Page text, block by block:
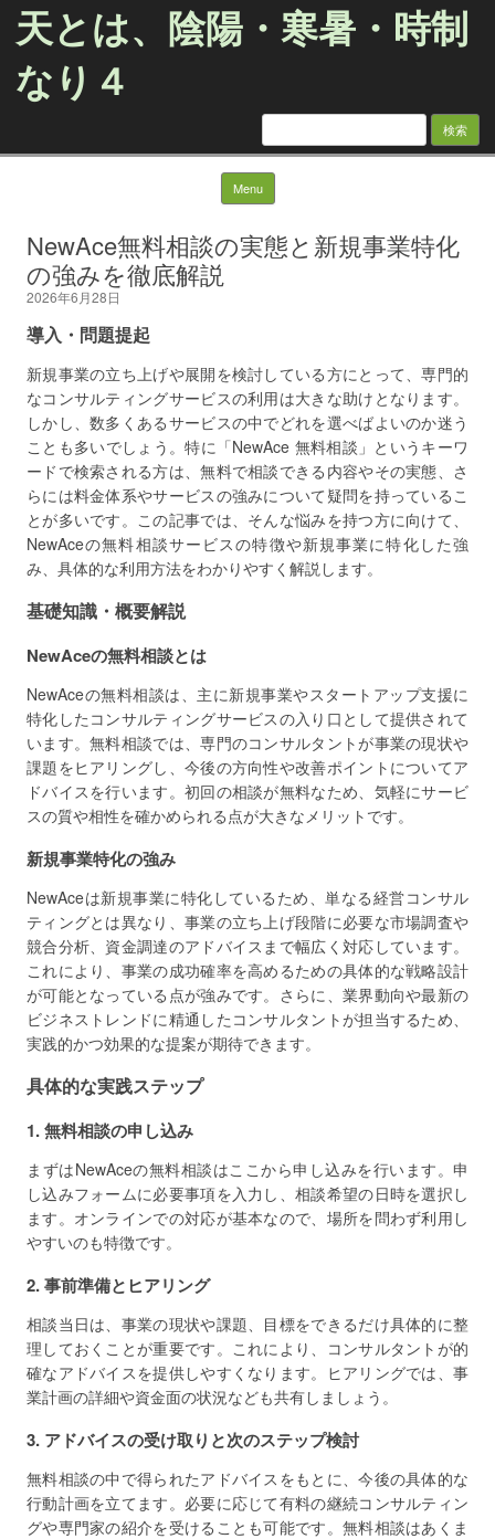
天とは、陰陽・寒暑・時制
なり４
検
Menu Skip to content
NewAce無料相談の実態と新規事業特化
の強みを徹底解説
2026年6月28日
導入・問題提起
新規事業の立ち上げや展開を検討している方にとって、専門的
なコンサルティングサービスの利用は大きな助けとなります。
しかし、数多くあるサービスの中でどれを選べばよいのか迷う
ことも多いでしょう。特に「NewAce 無料相談」というキーワ
ードで検索される方は、無料で相談できる内容やその実態、さ
らには料金体系やサービスの強みについて疑問を持っているこ
とが多いです。この記事では、そんな悩みを持つ方に向けて、
NewAceの無料相談サービスの特徴や新規事業に特化した強
み、具体的な利用方法をわかりやすく解説します。
基礎知識・概要解説
NewAceの無料相談とは
NewAceの無料相談は、主に新規事業やスタートアップ支援に
特化したコンサルティングサービスの入り口として提供されて
います。無料相談では、専門のコンサルタントが事業の現状や
課題をヒアリングし、今後の方向性や改善ポイントについてア
ドバイスを行います。初回の相談が無料なため、気軽にサービ
スの質や相性を確かめられる点が大きなメリットです。
新規事業特化の強み
NewAceは新規事業に特化しているため、単なる経営コンサル
ティングとは異なり、事業の立ち上げ段階に必要な市場調査や
競合分析、資金調達のアドバイスまで幅広く対応しています。
これにより、事業の成功確率を高めるための具体的な戦略設計
が可能となっている点が強みです。さらに、業界動向や最新の
ビジネストレンドに精通したコンサルタントが担当するため、
実践的かつ効果的な提案が期待できます。
具体的な実践ステップ
1. 無料相談の申し込み
まずはNewAceの無料相談はここから申し込みを行います。申
し込みフォームに必要事項を入力し、相談希望の日時を選択し
ます。オンラインでの対応が基本なので、場所を問わず利用し
やすいのも特徴です。
2. 事前準備とヒアリング
相談当日は、事業の現状や課題、目標をできるだけ具体的に整
理しておくことが重要です。これにより、コンサルタントが的
確なアドバイスを提供しやすくなります。ヒアリングでは、事
業計画の詳細や資金面の状況なども共有しましょう。
3. アドバイスの受け取りと次のステップ検討
無料相談の中で得られたアドバイスをもとに、今後の具体的な
行動計画を立てます。必要に応じて有料の継続コンサルティン
グや専門家の紹介を受けることも可能です。無料相談はあくま